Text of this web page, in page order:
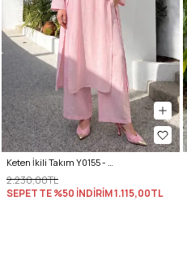
Keten İkili Takım Y0155 - AÇIK PEMBE
2.230,00TL
SEPETTE %50 İNDİRİM1.115,00TL